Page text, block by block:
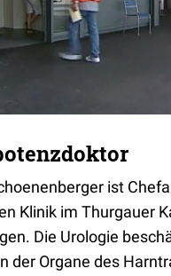
ist
Klinik im Thurgauer
Die Urologie
der Organe des